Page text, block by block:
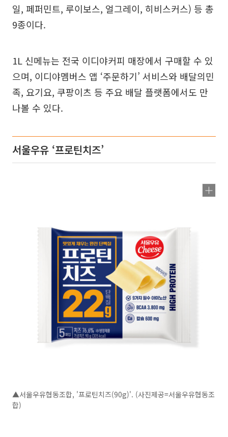
일, 페퍼민트, 루이보스, 얼그레이, 히비스커스) 등 총
9종이다.
1L 신메뉴는 전국 이디야커피 매장에서 구매할 수 있
으며, 이디야멤버스 앱 ‘주문하기’ 서비스와 배달의민
족, 요기요, 쿠팡이츠 등 주요 배달 플랫폼에서도 만
나볼 수 있다.
서울우유 ‘프로틴치즈’
▲서울우유협동조합, '프로틴치즈(90g)'. (사진제공=서울우유협동조
합)